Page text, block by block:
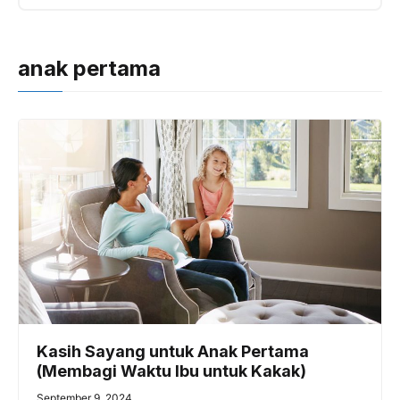
anak pertama
Kasih Sayang untuk Anak Pertama
(Membagi Waktu Ibu untuk Kakak)